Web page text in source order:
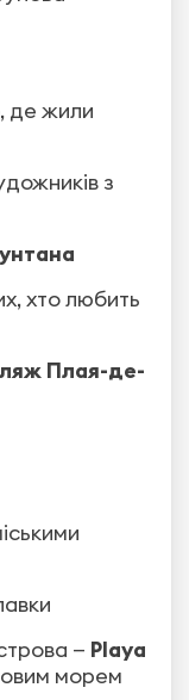
де жили
з
хто любить
Плая-де-
— Playa
морем